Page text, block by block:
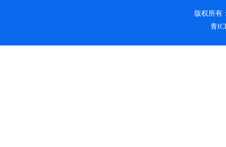
版权所有
青